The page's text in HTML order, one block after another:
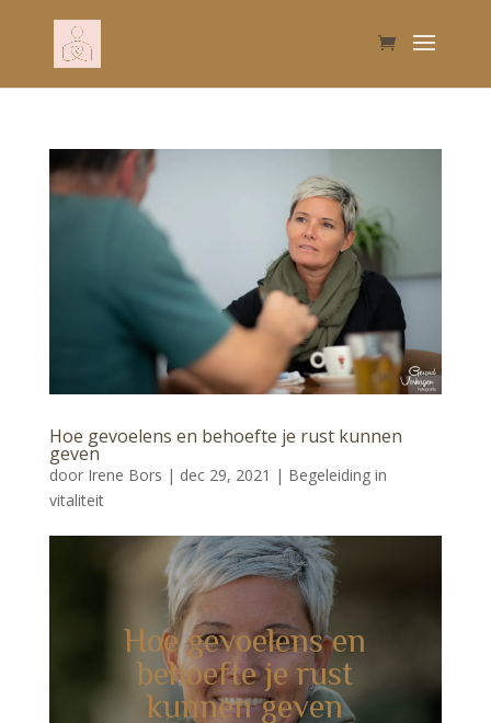
Hoe gevoelens en behoefte je rust kunnen
geven
door Irene Bors | dec 29, 2021 | Begeleiding in
vitaliteit
Hoe gevoelens en
behoefte je rust
kunnen geven